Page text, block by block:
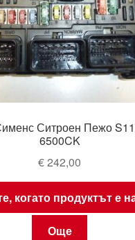
Ситроен Пежо
6500CK
€242,00
когато продуктът е
Още